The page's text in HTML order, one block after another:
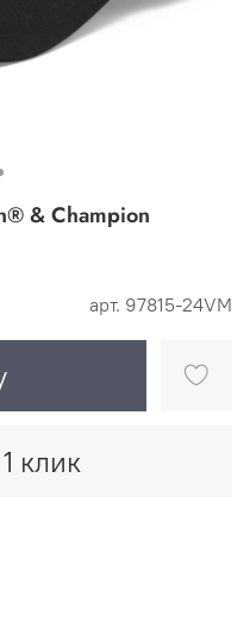
арт. 97815-24VM
& Champion
клик